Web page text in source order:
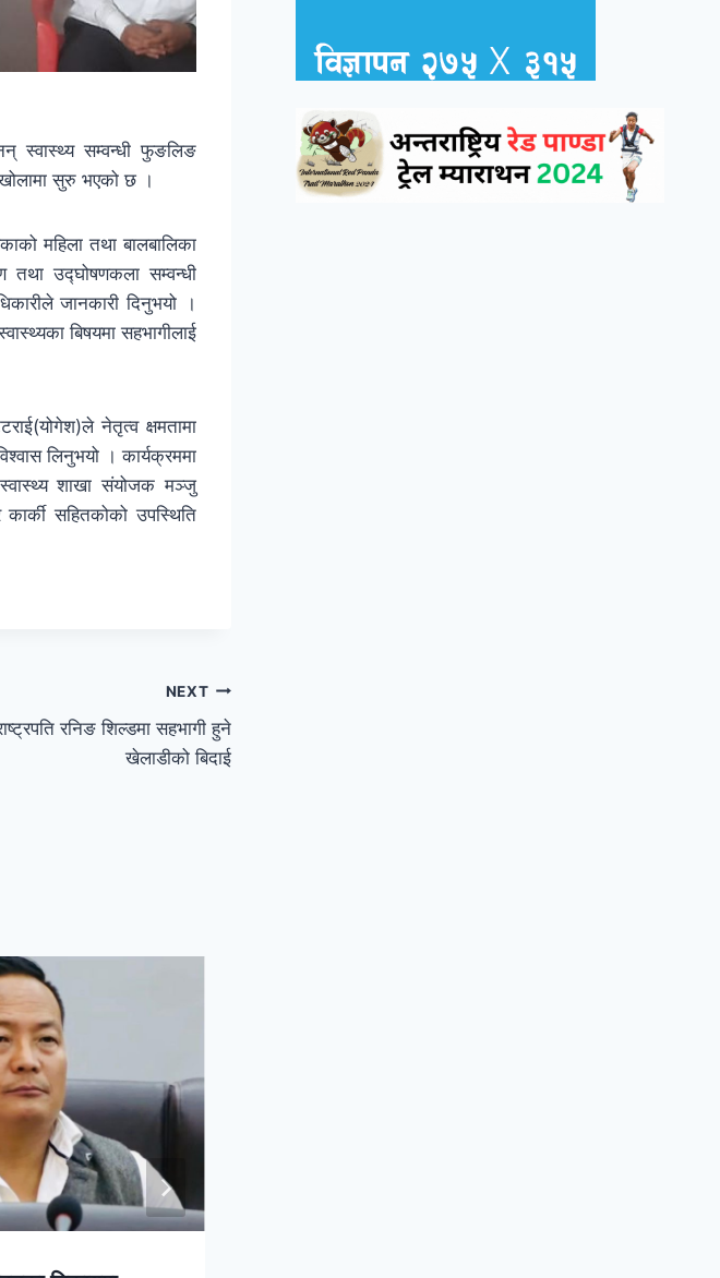
स्वास्थ्य सम्वन्धी फुङलिङ
सुरु भएको छ ।
महिला तथा बालबालिका
तथा उद्घोषणकला सम्वन्धी
जानकारी दिनुभयो ।
बिषयमा सहभागीलाई
नेतृत्व क्षमतामा
लिनुभयो । कार्यक्रममा
शाखा संयोजक मञ्जु
सहितकोको उपस्थिति
NEXT
रनिङ शिल्डमा सहभागी हुने
खेलाडीको बिदाई